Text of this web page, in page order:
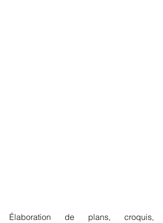
Élaboration de plans, croquis,